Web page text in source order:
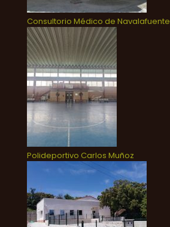
Consultorio Médico de Navalafuente
Polideportivo Carlos Muñoz